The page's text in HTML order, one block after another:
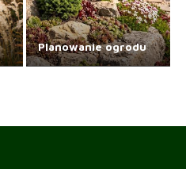
Planowanie ogrodu